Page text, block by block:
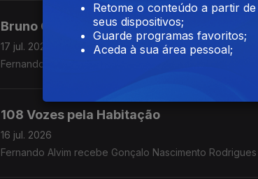
Bruno Gonçalves
17 jul. 2026
Fernando Alvim recebe o eurodeputado e fundador do
108 Vozes pela Habitação
16 jul. 2026
Fernando Alvim recebe Gonçalo Nascimento
Retome o conteúdo a partir
seus dispositivos;
Guarde programas favoritos;
Aceda à sua área pessoal;